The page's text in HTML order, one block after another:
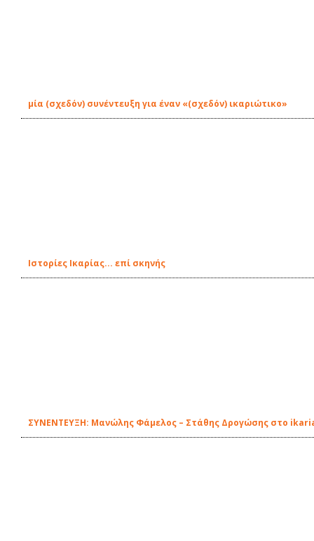
μία (σχεδόν) συνέντευξη για έναν «(σχεδόν) ικαριώτικο»
Ιστορίες Ικαρίας... επί σκηνής
ΣΥΝΕΝΤΕΥΞΗ: Μανώλης Φάμελος – Στάθης Δρογώσης στο